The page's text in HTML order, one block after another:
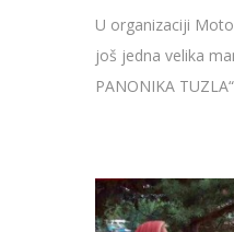
U organizaciji
još jedna velika
PANONIKA